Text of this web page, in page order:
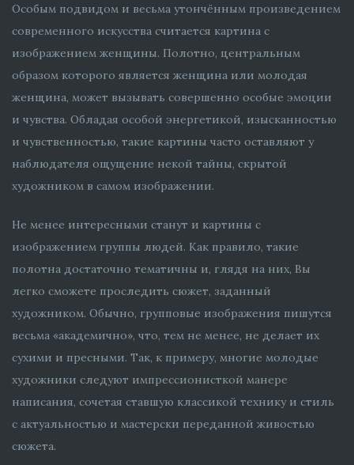
Особым подвидом и весьма утончённым произведением
современного искусства считается картина с
изображением женщины. Полотно, центральным
образом которого является женщина или молодая
женщина, может вызывать совершенно особые эмоции
и чувства. Обладая особой энергетикой, изысканностью
и чувственностью, такие картины часто оставляют у
наблюдателя ощущение некой тайны, скрытой
художником в самом изображении.
Не менее интересными станут и картины с
изображением группы людей. Как правило, такие
полотна достаточно тематичны и, глядя на них, Вы
легко сможете проследить сюжет, заданный
художником. Обычно, групповые изображения пишутся
весьма «академично», что, тем не менее, не делает их
сухими и пресными. Так, к примеру, многие молодые
художники следуют импрессионисткой манере
написания, сочетая ставшую классикой технику и стиль
с актуальностью и мастерски переданной живостью
сюжета.